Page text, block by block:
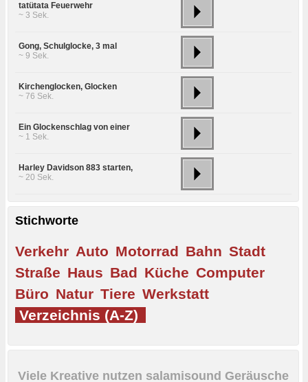
tatütata Feuerwehr
~ 3 Sek.
Gong, Schulglocke, 3 mal
~ 9 Sek.
Kirchenglocken, Glocken
~ 76 Sek.
Ein Glockenschlag von einer
~ 1 Sek.
Harley Davidson 883 starten,
~ 20 Sek.
Stichworte
Verkehr Auto Motorrad Bahn Stadt
Straße Haus Bad Küche Computer
Büro Natur Tiere Werkstatt
Verzeichnis (A-Z)
Viele Kreative nutzen salamisound Geräusche